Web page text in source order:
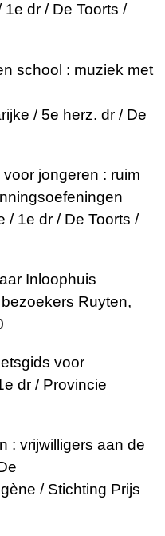
dr / De Toorts /
school : muziek met
/ 5e herz. dr / De
jongeren : ruim
/ 1e dr / De Toorts /
Inloophuis
Ruyten,
voor
dr / Provincie
: vrijwilligers aan de
/ Stichting Prijs